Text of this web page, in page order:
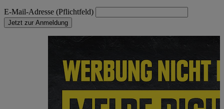
E-Mail-Adresse (Pflichtfeld)
Jetzt zur Anmeldung